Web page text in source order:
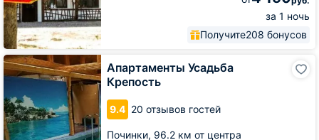
за 1 ночь
Получите208 бонусов
Апартаменты Усадьба
Крепость
9.4 20 отзывов гостей
Починки, 96.2 км от центра
Апартаменты
Усадьба